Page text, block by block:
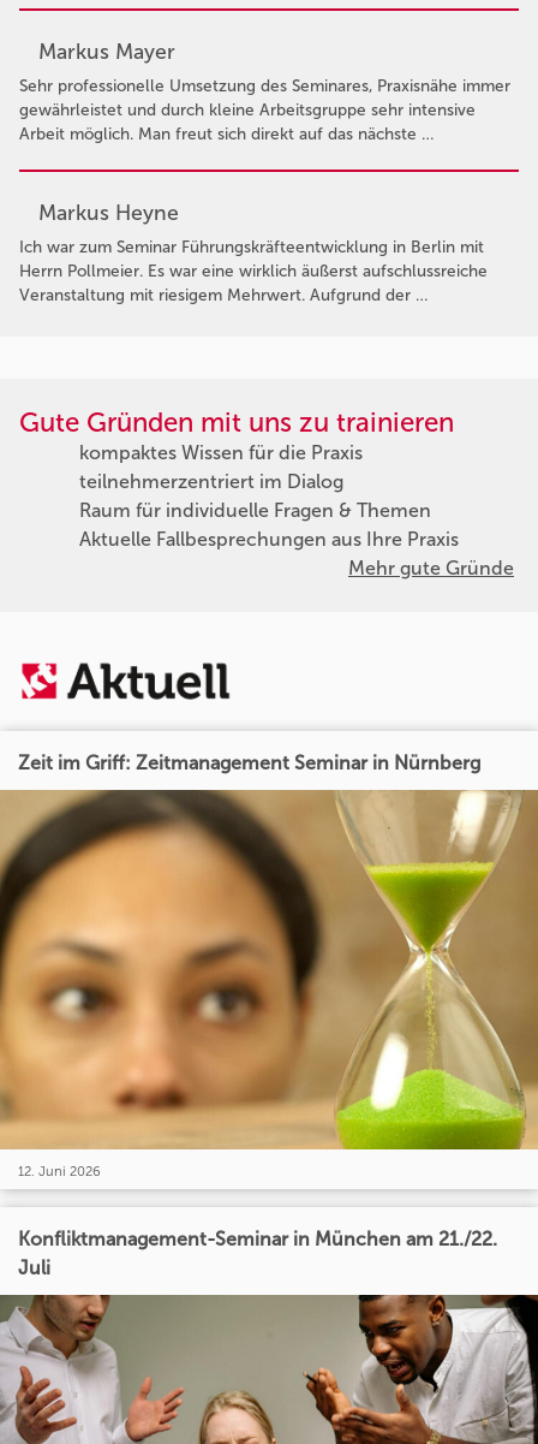
Markus Mayer
Sehr professionelle Umsetzung des Seminares, Praxisnähe immer
gewährleistet und durch kleine Arbeitsgruppe sehr intensive
Arbeit möglich. Man freut sich direkt auf das nächste …
Markus Heyne
Ich war zum Seminar Führungskräfteentwicklung in Berlin mit
Herrn Pollmeier. Es war eine wirklich äußerst aufschlussreiche
Veranstaltung mit riesigem Mehrwert. Aufgrund der …
Gute Gründen mit uns zu trainieren
kompaktes Wissen für die Praxis
teilnehmerzentriert im Dialog
Raum für individuelle Fragen & Themen
Aktuelle Fallbesprechungen aus Ihre Praxis
Mehr gute Gründe
Zeit im Griff: Zeitmanagement Seminar in Nürnberg
12. Juni 2026
Konfliktmanagement-Seminar in München am 21./22.
Juli